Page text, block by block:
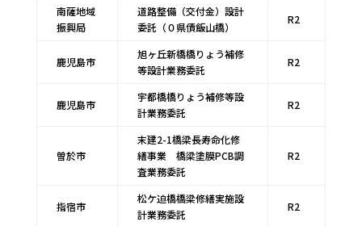
南薩地域
振興局
道路整備（交付金）設計
委託（０県債飯山橋）
R2
鹿児島市
旭ヶ丘新橋橋りょう補修
等設計業務委託
R2
鹿児島市
宇都橋橋りょう補修等設
計業務委託
R2
曽於市
末建2-1橋梁長寿命化修
繕事業 橋梁塗膜PCB調
査業務委託
R2
指宿市
松ケ迫橋橋梁修繕実施設
計業務委託
R2